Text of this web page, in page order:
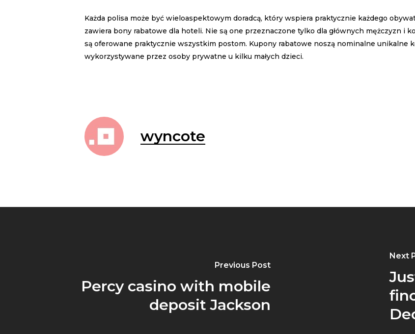
Każda polisa może być wieloaspektowym doradcą, który wspiera praktycznie każdego
zawiera bony rabatowe dla hoteli. Nie są one przeznaczone tylko dla głównych mężczyzn i
są oferowane praktycznie wszystkim postom. Kupony rabatowe noszą nominalne unikalne
wykorzystywane przez osoby prywatne u kilku małych dzieci.
wyncote
Previous Post
Percy casino with mobile
deposit Jackson
Next